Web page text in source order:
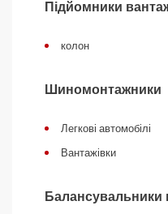
Підйомники
колон
Шиномонтажники
Легкові автомобілі
Вантажівки
Балансувальники